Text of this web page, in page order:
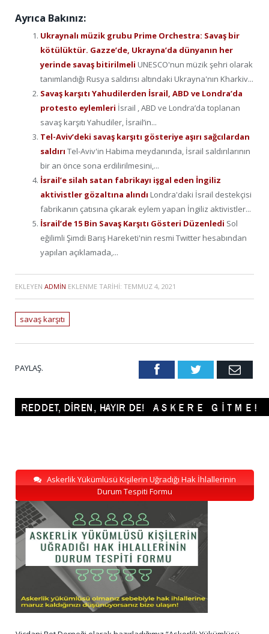
Ayrıca Bakınız:
Ukraynalı müzik grubu Prime Orchestra: Savaş bir
kötülüktür. Gazze’de, Ukrayna’da dünyanın her
yerinde savaş bitirilmeli UNESCO'nun müzik şehri olarak
tanımlandığı Rusya saldırısı altındaki Ukrayna'nın Kharkiv...
Savaş karşıtı Yahudilerden İsrail, ABD ve Londra’da
protesto eylemleri İsrail , ABD ve Londra’da toplanan
savaş karşıtı Yahudiler, İsrail’in...
Tel-Aviv’deki savaş karşıtı gösteriye aşırı sağcılardan
saldırı Tel-Aviv'in Habima meydanında, İsrail saldırılarının
bir an önce sona erdilirilmesini,...
İsrail’e silah satan fabrikayı işgal eden İngiliz
aktivistler gözaltına alındı Londra'daki İsrail destekçisi
fabrikanın çatısına çıkarak eylem yapan İngiliz aktivistler...
İsrail’de 15 Bin Savaş Karşıtı Gösteri Düzenledi Sol
eğilimli Şimdi Barış Hareketi'nin resmi Twitter hesabından
yapılan açıklamada,...
EKLEYEN ADMIN EKLENME TARIHI: TEMMUZ 4, 2021
savaş karşıtı
PAYLAŞ. FacebookTwitter Email
Askerlik Yükümlüsü Kişilerin Uğradığı Hak İhlallerinin
Durum Tespiti Formu